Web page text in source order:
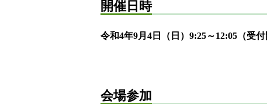
開催日時
令和4年9月4日（日）9:25～12:05（受付
会場参加